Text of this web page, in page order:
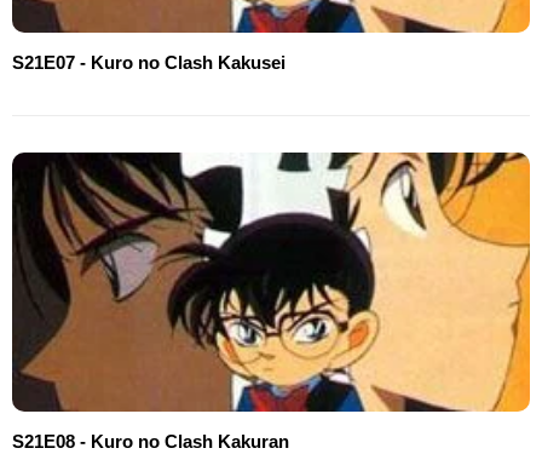
S21E07 - Kuro no Clash Kakusei
S21E08 - Kuro no Clash Kakuran